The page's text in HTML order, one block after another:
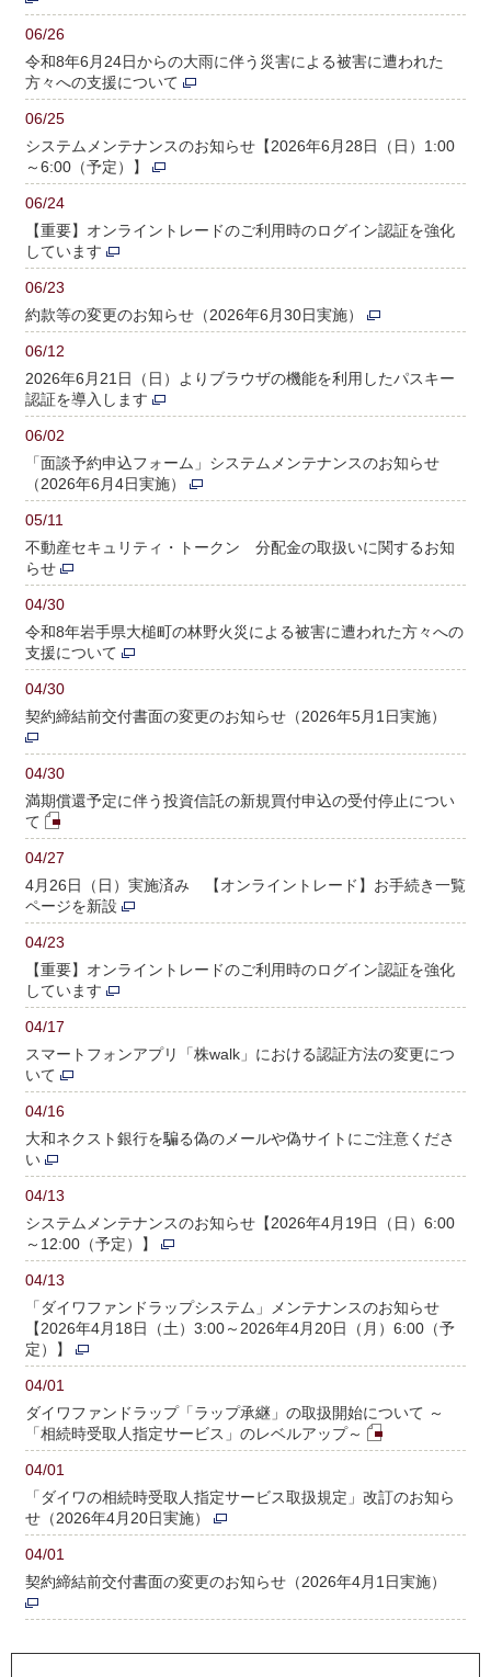
06/26
令和8年6月24日からの大雨に伴う災害による被害に遭われた
方々への支援について
06/25
システムメンテナンスのお知らせ【2026年6月28日（日）1:00
～6:00（予定）】
06/24
【重要】オンライントレードのご利用時のログイン認証を強化
しています
06/23
約款等の変更のお知らせ（2026年6月30日実施）
06/12
2026年6月21日（日）よりブラウザの機能を利用したパスキー
認証を導入します
06/02
「面談予約申込フォーム」システムメンテナンスのお知らせ
（2026年6月4日実施）
05/11
不動産セキュリティ・トークン 分配金の取扱いに関するお知
らせ
04/30
令和8年岩手県大槌町の林野火災による被害に遭われた方々への
支援について
04/30
契約締結前交付書面の変更のお知らせ（2026年5月1日実施）
04/30
満期償還予定に伴う投資信託の新規買付申込の受付停止につい
て
04/27
4月26日（日）実施済み 【オンライントレード】お手続き一覧
ページを新設
04/23
【重要】オンライントレードのご利用時のログイン認証を強化
しています
04/17
スマートフォンアプリ「株walk」における認証方法の変更につ
いて
04/16
大和ネクスト銀行を騙る偽のメールや偽サイトにご注意くださ
い
04/13
システムメンテナンスのお知らせ【2026年4月19日（日）6:00
～12:00（予定）】
04/13
「ダイワファンドラップシステム」メンテナンスのお知らせ
【2026年4月18日（土）3:00～2026年4月20日（月）6:00（予
定）】
04/01
ダイワファンドラップ「ラップ承継」の取扱開始について ～
「相続時受取人指定サービス」のレベルアップ～
04/01
「ダイワの相続時受取人指定サービス取扱規定」改訂のお知ら
せ（2026年4月20日実施）
04/01
契約締結前交付書面の変更のお知らせ（2026年4月1日実施）